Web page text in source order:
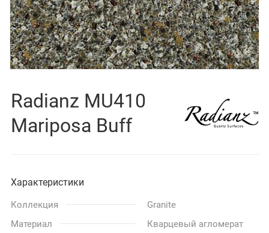
Radianz MU410
Mariposa Buff
Характеристики
Коллекция
Granite
Материал
Кварцевый агломерат